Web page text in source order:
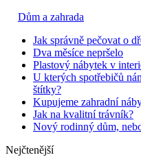
Dům a zahrada
Jak správně pečovat o
Dva měsíce nepršelo
Plastový nábytek v
U kterých spotřebičů
štítky?
Kupujeme zahradní
Jak na kvalitní trávník?
Nový rodinný dům,
Nejčtenější